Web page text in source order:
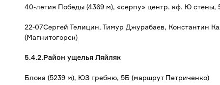
40-летия Победы (4369 м), «серпу» центр. кф. Ю стены,
22-07Сергей Телицин, Тимур Джурабаев, Константин
(Магнитогорск)
5.4.2.Район ущелья Ляйляк
Блока (5239 м), ЮЗ гребню, 5Б (маршрут Петриченко)